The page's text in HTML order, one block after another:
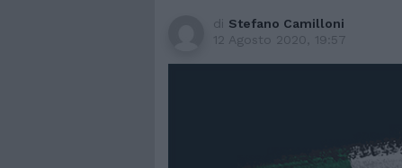
di Stefano Camilloni
12 Agosto 2020, 19:57